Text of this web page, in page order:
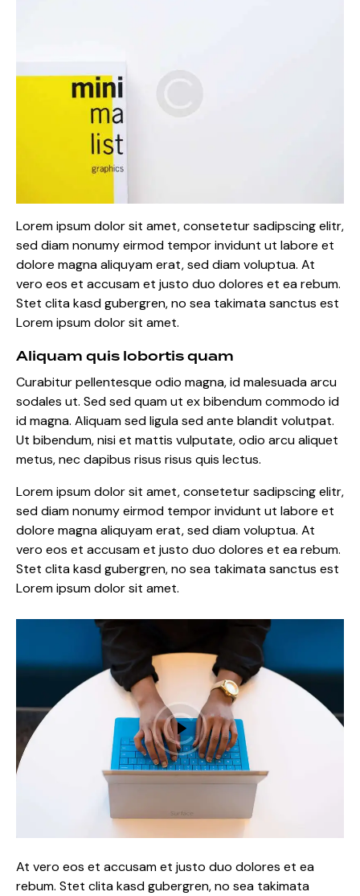
Lorem ipsum dolor sit amet, consetetur sadipscing elitr,
sed diam nonumy eirmod tempor invidunt ut labore et
dolore magna aliquyam erat, sed diam voluptua. At
vero eos et accusam et justo duo dolores et ea rebum.
Stet clita kasd gubergren, no sea takimata sanctus est
Lorem ipsum dolor sit amet.
Aliquam quis lobortis quam
Curabitur pellentesque odio magna, id malesuada arcu
sodales ut. Sed sed quam ut ex bibendum commodo id
id magna. Aliquam sed ligula sed ante blandit volutpat.
Ut bibendum, nisi et mattis vulputate, odio arcu aliquet
metus, nec dapibus risus risus quis lectus.
Lorem ipsum dolor sit amet, consetetur sadipscing elitr,
sed diam nonumy eirmod tempor invidunt ut labore et
dolore magna aliquyam erat, sed diam voluptua. At
vero eos et accusam et justo duo dolores et ea rebum.
Stet clita kasd gubergren, no sea takimata sanctus est
Lorem ipsum dolor sit amet.
At vero eos et accusam et justo duo dolores et ea
rebum. Stet clita kasd gubergren, no sea takimata